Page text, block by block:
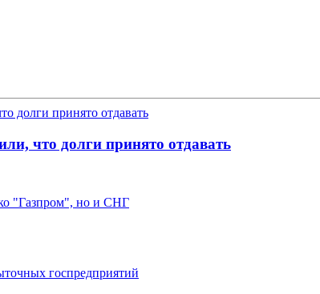
что долги принято отдавать
"Газпром", но и СНГ